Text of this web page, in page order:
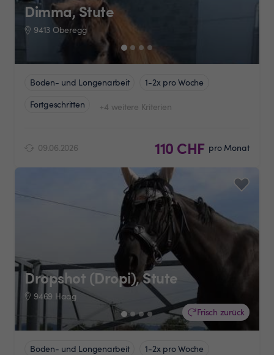
Dimma, Stute
9413 Oberegg
Boden- und Longenarbeit
1-2x pro Woche
Fortgeschritten
+4 weitere Kriterien
09.06.2026 110 CHF pro Monat
Frisch zurück
Dropshot (Dropi), Stute
9469 Haag
Boden- und Longenarbeit
1-2x pro Woche